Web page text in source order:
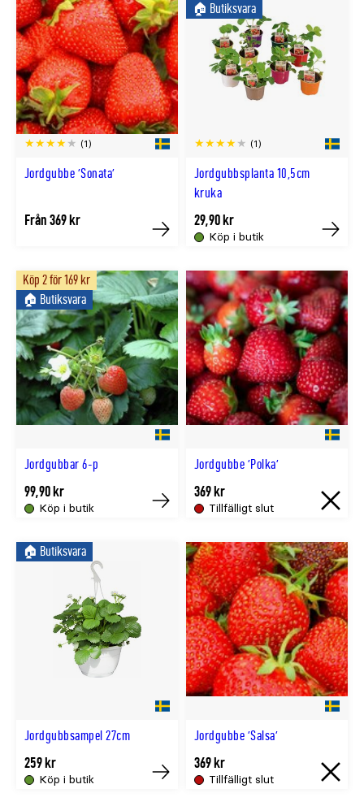
Jordgubbe 'Sonata'
(1)
Från 369 kr
Köp
Jordgubbsplanta 10,5cm
kruka
(1)
🏠︎ Butiksvara
Köp i butik
29,90 kr
Köp
Jordgubbar 6-p
Köp 2 för 169 kr
🏠︎ Butiksvara
Köp i butik
99,90 kr
Köp
Jordgubbe 'Polka'
Tillfälligt slut
369 kr
Åter
i
lager
cirka
{0}
Jordgubbsampel 27cm
🏠︎ Butiksvara
Köp i butik
259 kr
Köp
Jordgubbe 'Salsa'
Tillfälligt slut
369 kr